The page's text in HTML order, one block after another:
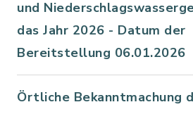
und
das Jahr 2026 - Datum der
Bereitstellung 06.01.2026
Örtliche Bekanntmachung